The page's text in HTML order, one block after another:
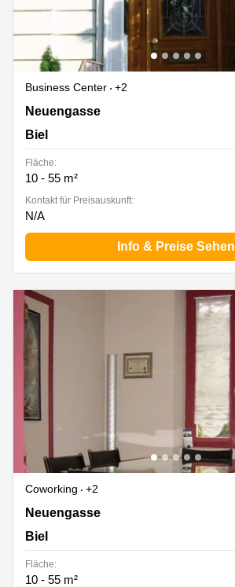
Business Center
+2
Neuengasse 9, Biel
Neuengasse
Biel
Fläche:
10 - 55 m²
Kontakt für Preisauskunft:
N/A
Info & Preise Sehen
Coworking
+2
Neuengasse 9, Biel
Neuengasse
Biel
Fläche:
10 - 55 m²